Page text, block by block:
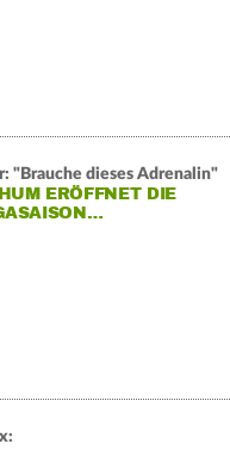
"Brauche dieses Adrenalin"
ERÖFFNET DIE